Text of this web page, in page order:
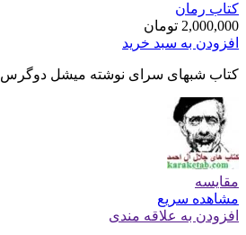
کتاب رمان
2,000,000 تومان
افزودن به سبد خرید
کتاب شبهای سرای نوشته میشل دوگرس
مقایسه
مشاهده سریع
افزودن به علاقه مندی